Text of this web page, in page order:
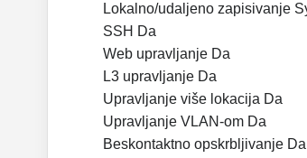
Lokalno/udaljeno zapisivanje
SSH Da
Web upravljanje Da
L3 upravljanje Da
Upravljanje više lokacija Da
Upravljanje VLAN-om Da
Beskontaktno opskrbljivanje